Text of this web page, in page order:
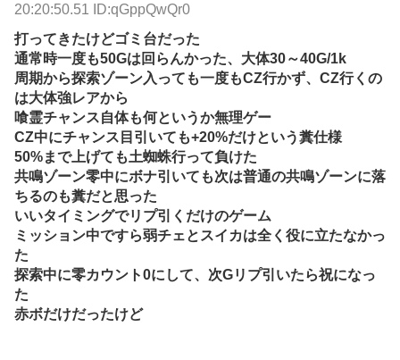
20:20:50.51 ID:qGppQwQr0
打ってきたけどゴミ台だった
通常時一度も50Gは回らんかった、大体30～40G/1k
周期から探索ゾーン入っても一度もCZ行かず、CZ行くの
は大体強レアから
喰霊チャンス自体も何というか無理ゲー
CZ中にチャンス目引いても+20%だけという糞仕様
50%まで上げても土蜘蛛行って負けた
共鳴ゾーン零中にボナ引いても次は普通の共鳴ゾーンに落
ちるのも糞だと思った
いいタイミングでリプ引くだけのゲーム
ミッション中ですら弱チェとスイカは全く役に立たなかっ
た
探索中に零カウント0にして、次Gリプ引いたら祝になっ
た
赤ボだけだったけど